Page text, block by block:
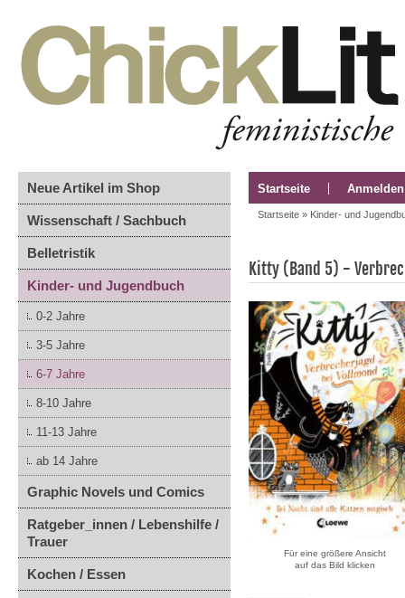
Neue Artikel im Shop
Wissenschaft / Sachbuch
Belletristik
Kinder- und Jugendbuch
0-2 Jahre
3-5 Jahre
6-7 Jahre
8-10 Jahre
11-13 Jahre
ab 14 Jahre
Graphic Novels und Comics
Ratgeber_innen / Lebenshilfe /
Trauer
Kochen / Essen
Startseite Anmelden
Startseite » Kinder- und
Kitty (Band 5) -
Für eine größere Ansicht
auf das Bild klicken